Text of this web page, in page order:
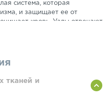
система, которая
и защищает ее от
кровь. Узлы отвечают
системы. При различных
тканей и